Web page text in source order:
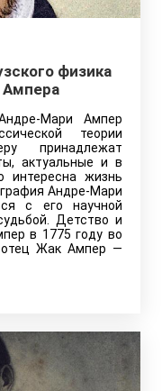
физика
Мари Ампер
теории
принадлежат
актуальные и в
интересна жизнь
Андре-Мари
с его научной
Детство и
в 1775 году во
отец Жак Ампер —